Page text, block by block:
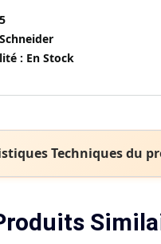
Schneider
: En Stock
Techniques du